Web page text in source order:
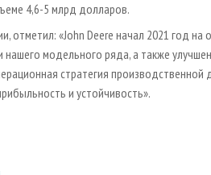
4,6-5 млрд долларов.
отметил: «John Deere начал 2021 год на
модельного ряда, а также
стратегия производственной
и устойчивость».